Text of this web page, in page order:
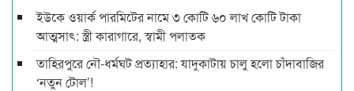
ইউকে ওয়ার্ক পারমিটের নামে ৩ কোটি ৬০ লাখ কোটি টাকা
আত্মসাৎ: স্ত্রী কারাগারে, স্বামী পলাতক
তাহিরপুরে নৌ-ধর্মঘট প্রত্যাহার: যাদুকাটায় চালু হলো চাঁদাবাজির
‘নতুন টোল’!